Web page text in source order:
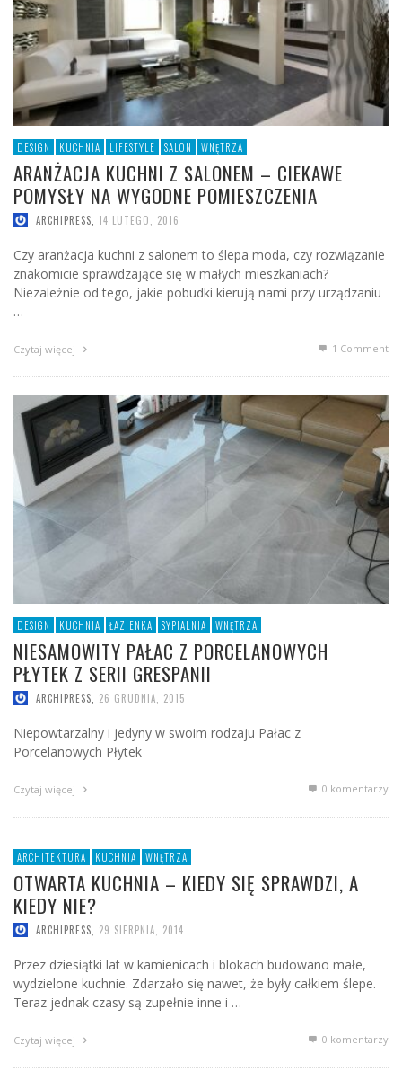
DESIGN KUCHNIA LIFESTYLE SALON WNĘTRZA
ARANŻACJA KUCHNI Z SALONEM – CIEKAWE
POMYSŁY NA WYGODNE POMIESZCZENIA
ARCHIPRESS 14 LUTEGO, 2016
Czy aranżacja kuchni z salonem to ślepa moda, czy rozwiązanie
znakomicie sprawdzające się w małych mieszkaniach?
Niezależnie od tego, jakie pobudki kierują nami przy urządzaniu
…
Czytaj więcej 1 Comment
DESIGN KUCHNIA ŁAZIENKA SYPIALNIA WNĘTRZA
NIESAMOWITY PAŁAC Z PORCELANOWYCH
PŁYTEK Z SERII GRESPANII
ARCHIPRESS 26 GRUDNIA, 2015
Niepowtarzalny i jedyny w swoim rodzaju Pałac z
Porcelanowych Płytek
Czytaj więcej 0 komentarzy
ARCHITEKTURA KUCHNIA WNĘTRZA
OTWARTA KUCHNIA – KIEDY SIĘ SPRAWDZI, A
KIEDY NIE?
ARCHIPRESS 29 SIERPNIA, 2014
Przez dziesiątki lat w kamienicach i blokach budowano małe,
wydzielone kuchnie. Zdarzało się nawet, że były całkiem ślepe.
Teraz jednak czasy są zupełnie inne i …
Czytaj więcej 0 komentarzy